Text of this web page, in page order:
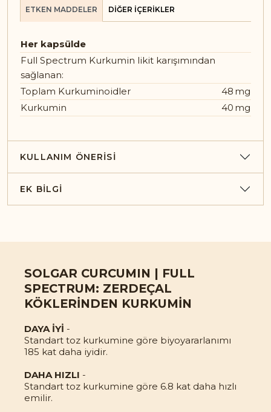
ETKEN MADDELER DIĞER İÇERIKLER
Her kapsülde
Full Spectrum Kurkumin likit karışımından
sağlanan:
Toplam Kurkuminoidler
48 mg
Kurkumin
40 mg
KULLANIM ÖNERISI
EK BILGI
SOLGAR CURCUMIN | FULL
SPECTRUM: ZERDEÇAL
KÖKLERİNDEN KURKUMİN
DAYA İYİ -
Standart toz kurkumine göre biyoyararlanımı
185 kat daha iyidir.
DAHA HIZLI -
Standart toz kurkumine göre 6.8 kat daha hızlı
emilir.